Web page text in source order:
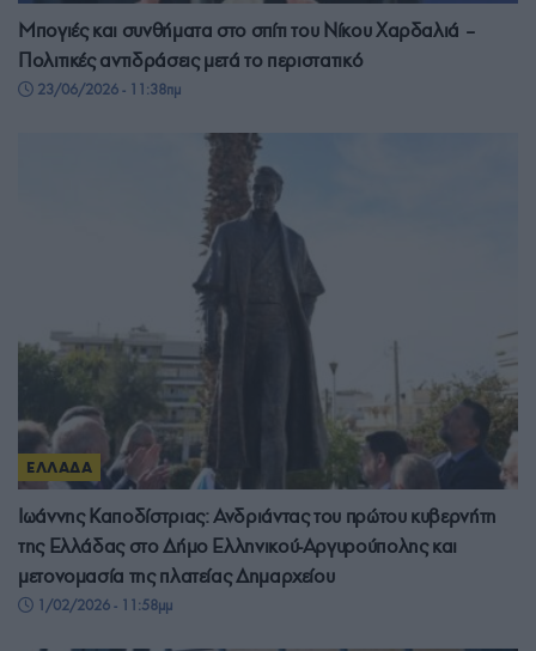
Μπογιές και συνθήματα στο σπίτι του Νίκου Χαρδαλιά –
Πολιτικές αντιδράσεις μετά το περιστατικό
23/06/2026 - 11:38πμ
ΕΛΛΑΔΑ
Ιωάννης Καποδίστριας: Ανδριάντας του πρώτου κυβερνήτη
της Ελλάδας στο Δήμο Ελληνικού-Αργυρούπολης και
μετονομασία της πλατείας Δημαρχείου
1/02/2026 - 11:58μμ